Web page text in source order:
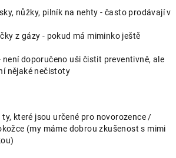
nůžky, pilník na nehty - často prodávají v
z gázy - pokud má miminko ještě
doporučeno uši čistit preventivně, ale
nějaké nečistoty
které jsou určené pro novorozence /
(my máme dobrou zkušenost s mimi